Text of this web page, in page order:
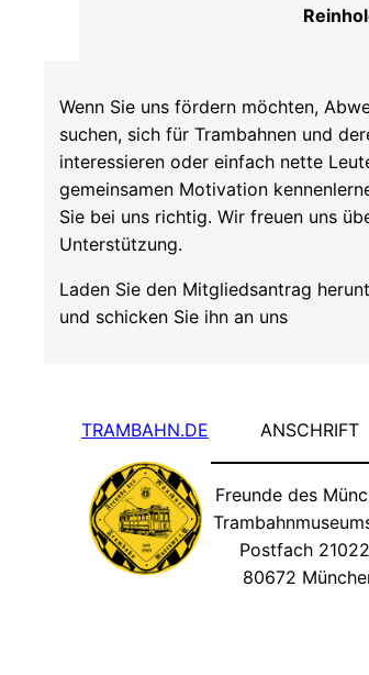
Wenn Sie uns fördern möchten,
suchen, sich für Trambahnen und
interessieren oder einfach nette
gemeinsamen Motivation
Sie bei uns richtig. Wir freuen uns
Unterstützung.
Laden Sie den Mitgliedsantrag
und schicken Sie ihn an uns
TRAMBAHN.DE ANSCHRIFT
Freunde des
Postfach
80672